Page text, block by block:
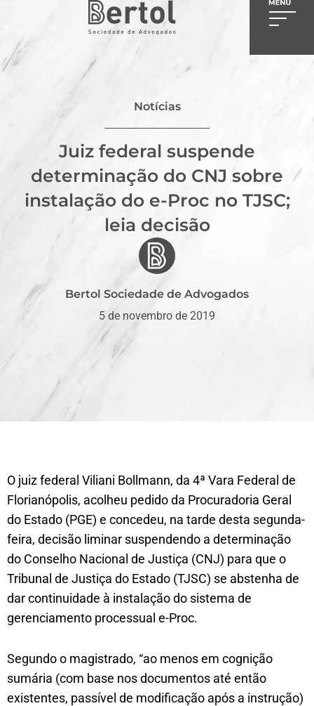
Notícias
Juiz federal suspende
determinação do CNJ sobre
instalação do e-Proc no TJSC;
leia decisão
Bertol Sociedade de Advogados
5 de novembro de 2019
O juiz federal Viliani Bollmann, da 4ª Vara Federal de
Florianópolis, acolheu pedido da Procuradoria Geral
do Estado (PGE) e concedeu, na tarde desta segunda-
feira, decisão liminar suspendendo a determinação
do Conselho Nacional de Justiça (CNJ) para que o
Tribunal de Justiça do Estado (TJSC) se abstenha de
dar continuidade à instalação do sistema de
gerenciamento processual e-Proc.
Segundo o magistrado, “ao menos em cognição
sumária (com base nos documentos até então
existentes, passível de modificação após a instrução)